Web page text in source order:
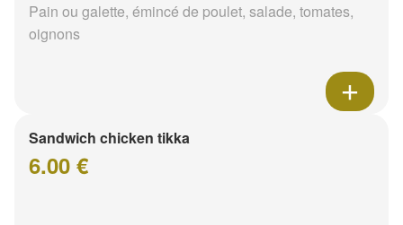
Pain ou galette, émincé de poulet, salade, tomates,
oignons
Sandwich chicken tikka
6.00 €